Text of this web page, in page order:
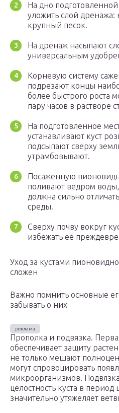
На дно
уложить слой
крупный песок.
На дренаж насыпают
универсальным
Корневую систему
подрезают концы
более быстрого роста
пару часов в растворе
На подготовленное
устанавливают куст
подсыпают сверху
утрамбовывают.
Посаженную
поливают ведром
должна сильно
среды.
Сверху почву вокруг
избежать её
Уход за кустами
сложен
Важно помнить основные
забывать о них
Прополка и подвязка.
обеспечивает защиту
не только мешают
могут спровоцировать
микроорганизмов.
целостность куста в период
значительно утяжеляет